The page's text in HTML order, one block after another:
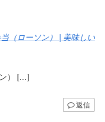
（ローソン） | 美味しい
） […]
返信